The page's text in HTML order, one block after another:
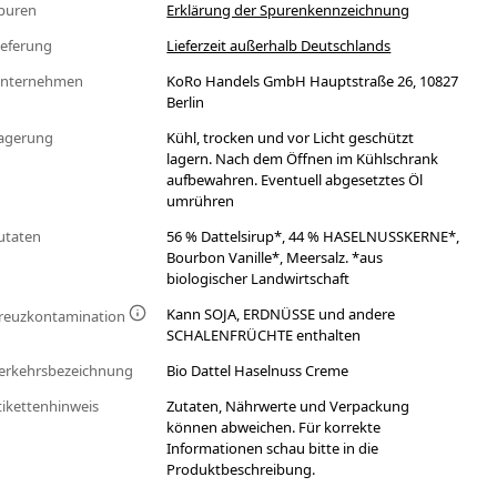
Erklärung der Spurenkennzeichnung
Lieferzeit außerhalb Deutschlands
KoRo Handels GmbH Hauptstraße 26, 10827
Berlin
Kühl, trocken und vor Licht geschützt
lagern. Nach dem Öffnen im Kühlschrank
aufbewahren. Eventuell abgesetztes Öl
umrühren
56 % Dattelsirup*, 44 % HASELNUSSKERNE*,
Bourbon Vanille*, Meersalz. *aus
biologischer Landwirtschaft
Kann SOJA, ERDNÜSSE und andere
SCHALENFRÜCHTE enthalten
Bio Dattel Haselnuss Creme
Zutaten, Nährwerte und Verpackung
können abweichen. Für korrekte
Informationen schau bitte in die
Produktbeschreibung.